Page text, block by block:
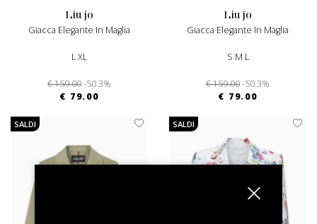
liu jo
Giacca Elegante In Maglia
L XL
€ 159.00-50.3%
€ 79.00
liu jo
Giacca Elegante In Maglia
S M L
€ 159.00-50.3%
€ 79.00
SALDI SALDI